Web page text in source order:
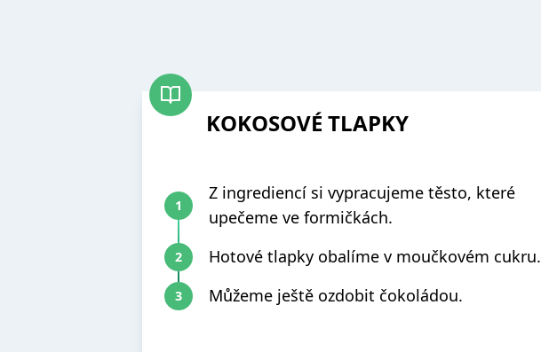
KOKOSOVÉ TLAPKY
Z ingrediencí si vypracujeme těsto, které
upečeme ve formičkách.
Hotové tlapky obalíme v moučkovém cukru.
Můžeme ještě ozdobit čokoládou.